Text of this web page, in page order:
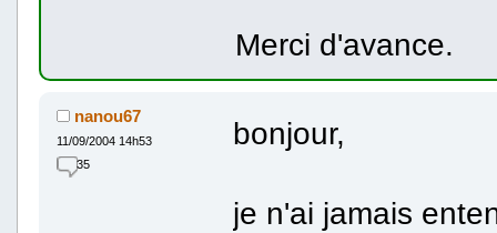
Merci d'avance.
nanou67
11/09/2004 14h53
35
bonjour,
je n'ai jamais